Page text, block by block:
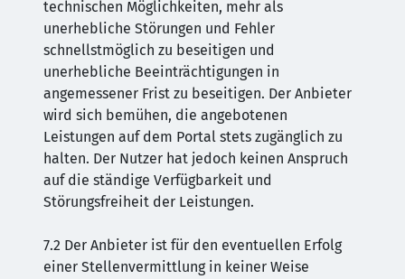
technischen Möglichkeiten, mehr als
unerhebliche Störungen und Fehler
schnellstmöglich zu beseitigen und
unerhebliche Beeinträchtigungen in
angemessener Frist zu beseitigen. Der Anbieter
wird sich bemühen, die angebotenen
Leistungen auf dem Portal stets zugänglich zu
halten. Der Nutzer hat jedoch keinen Anspruch
auf die ständige Verfügbarkeit und
Störungsfreiheit der Leistungen.
7.2 Der Anbieter ist für den eventuellen Erfolg
einer Stellenvermittlung in keiner Weise